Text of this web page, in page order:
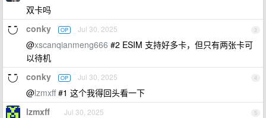
双卡吗
3
conky OP Jul 30, 2025
@xscanqianmeng666 #2 ESIM 支持好多卡，但只有两张卡可
以待机
4
conky OP Jul 30, 2025
@lzmxff#1 这个我得回头看一下
5
lzmxff Jul 30, 2025